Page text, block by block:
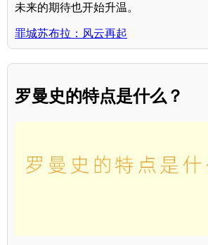
未来的期待也开始升温。
罪城苏布拉：风云再起
罗曼史的特点是什么？